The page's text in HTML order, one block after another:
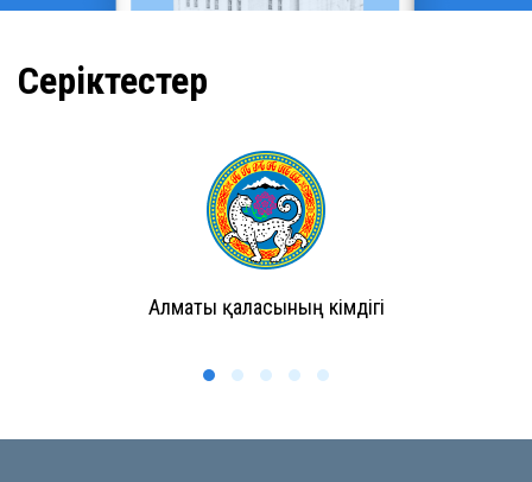
Серіктестер
Алматы қаласының әкімдігі